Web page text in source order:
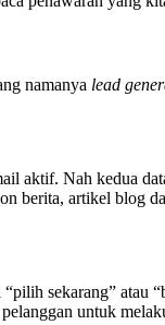
namanya lead
aktif. Nah kedua
berita, artikel blog
sekarang” atau
untuk